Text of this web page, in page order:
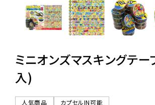
景品・玩具・文具
販促用カプセルトイ
ミニオンズマスキングテ
入)
人気商品
カプセルIN可能